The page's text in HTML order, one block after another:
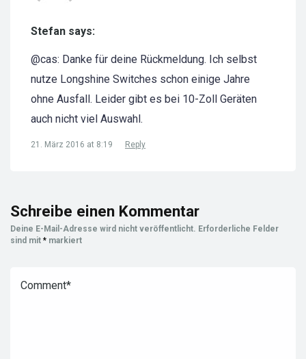
Stefan says:
@cas: Danke für deine Rückmeldung. Ich selbst
nutze Longshine Switches schon einige Jahre
ohne Ausfall. Leider gibt es bei 10-Zoll Geräten
auch nicht viel Auswahl.
21. März 2016 at 8:19 Reply
Schreibe einen Kommentar
Deine E-Mail-Adresse wird nicht veröffentlicht. Erforderliche Felder
sind mit * markiert